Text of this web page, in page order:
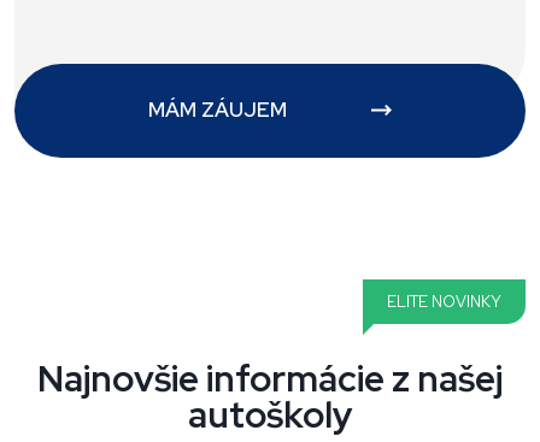
MÁM ZÁUJEM
Najnovšie informácie z našej
autoškoly
ELITE NOVINKY